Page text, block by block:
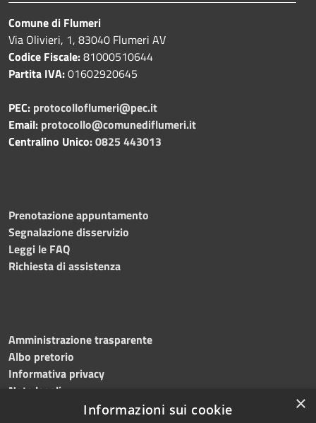
Comune di Flumeri
Via Olivieri, 1, 83040 Flumeri AV
Codice Fiscale:81000510644
Partita IVA:01602920645
PEC: protocolloflumeri@pec.it
Email: protocollo@comunediflumeri.it
Centralino Unico:0825 443013
Prenotazione appuntamento
Segnalazione disservizio
Leggi le FAQ
Richiesta di assistenza
Amministrazione trasparente
Albo pretorio
Informativa privacy
Note legali
Dichiarazione di accessibilità
×
Informazioni sui cookie